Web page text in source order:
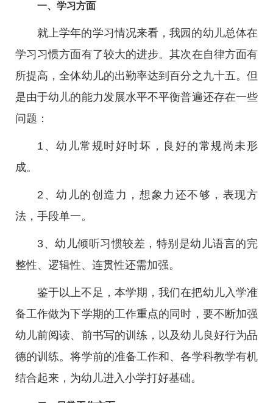
一、学习方面
就上学年的学习情况来看，我园的幼儿总体在
学习习惯方面有了较大的进步。其次在自律方面有
所提高，全体幼儿的出勤率达到百分之九十五。但
是由于幼儿的能力发展水平不平衡普遍还存在一些
问题：
1、幼儿常规时好时坏，良好的常规尚未形
成。
2、幼儿的创造力，想象力还不够，表现方
法，手段单一。
3、幼儿倾听习惯较差，特别是幼儿语言的完
整性、逻辑性、连贯性还需加强。
鉴于以上不足，本学期，我们在把幼儿入学准
备工作做为下学期的工作重点的同时，要不断加强
幼儿前阅读、前书写的训练，以及幼儿良好行为品
德的训练。将学前的准备工作和、各学科教学有机
结合起来，为幼儿进入小学打好基础。